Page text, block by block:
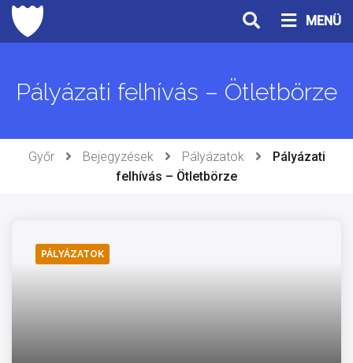
Ugrás
tartalomhoz
MENÜ
Pályázati felhívás – Ötletbörze
Győr Bejegyzések Pályázatok
Pályázati
felhívás – Ötletbörze
PÁLYÁZATOK